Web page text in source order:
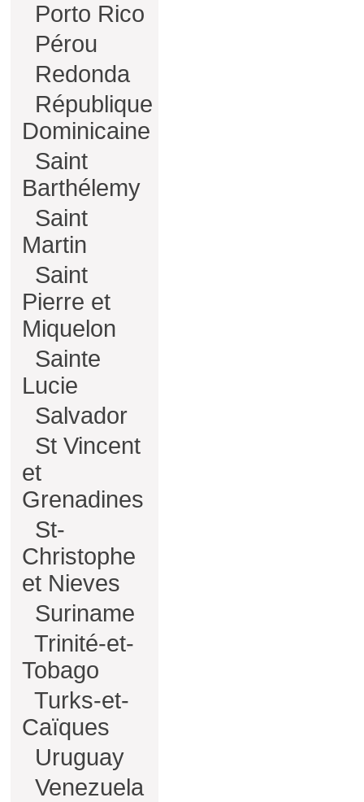
Porto Rico
Pérou
Redonda
République
Dominicaine
Saint
Barthélemy
Saint
Martin
Saint
Pierre et
Miquelon
Sainte
Lucie
Salvador
St Vincent
et
Grenadines
St-
Christophe
et Nieves
Suriname
Trinité-et-
Tobago
Turks-et-
Caïques
Uruguay
Venezuela